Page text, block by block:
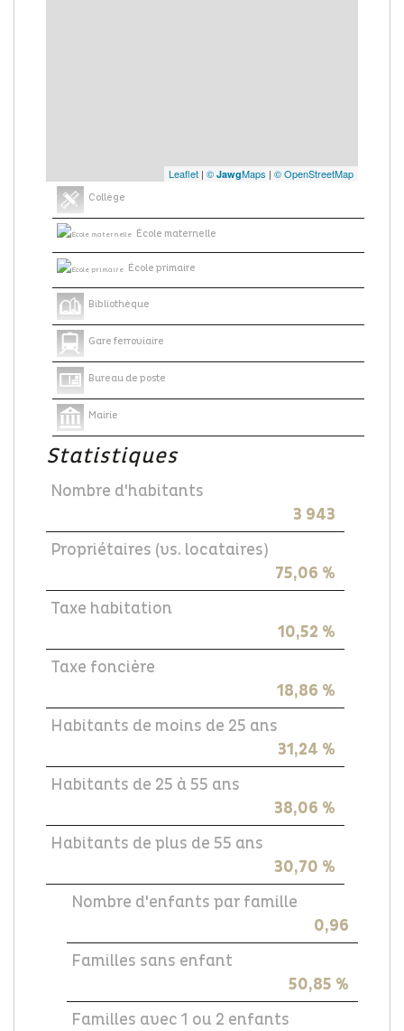
Leaflet | © JawgMaps | © OpenStreetMap
Collège
École maternelle
École primaire
Bibliothèque
Gare ferroviaire
Bureau de poste
Mairie
Statistiques
Nombre d'habitants
3 943
Propriétaires (vs. locataires)
75,06 %
Taxe habitation
10,52 %
Taxe foncière
18,86 %
Habitants de moins de 25 ans
31,24 %
Habitants de 25 à 55 ans
38,06 %
Habitants de plus de 55 ans
30,70 %
Nombre d'enfants par famille
0,96
Familles sans enfant
50,85 %
Familles avec 1 ou 2 enfants